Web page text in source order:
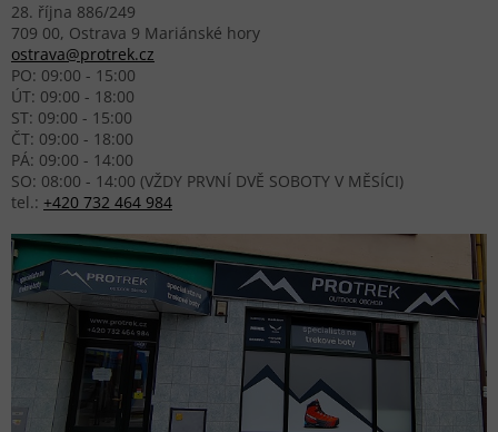
28. října 886/249
709 00, Ostrava 9 Mariánské hory
ostrava@protrek.cz
PO: 09:00 - 15:00
ÚT: 09:00 - 18:00
ST: 09:00 - 15:00
ČT: 09:00 - 18:00
PÁ: 09:00 - 14:00
SO: 08:00 - 14:00 (VŽDY PRVNÍ DVĚ SOBOTY V MĚSÍCI)
tel.: +420 732 464 984